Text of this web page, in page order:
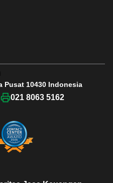
Pusat 10430 Indonesia
021 8063 5162